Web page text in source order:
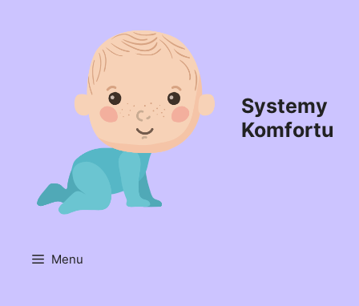
Systemy
Komfortu
Menu